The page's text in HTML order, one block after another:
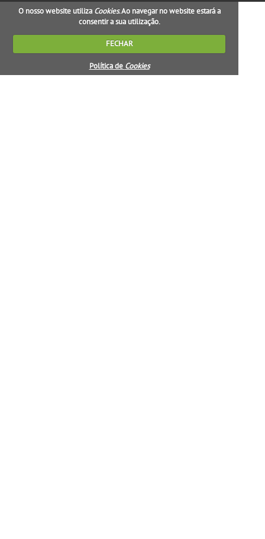
O nosso website utiliza Cookies. Ao navegar no website estará a
consentir a sua utilização.
FECHAR
Política de Cookies